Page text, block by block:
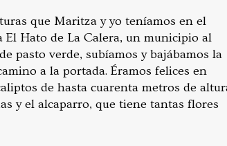
que Maritza y yo teníamos en el
El Hato de La Calera, un municipio al
pasto verde, subíamos y bajábamos la
a la portada. Éramos felices en
de hasta cuarenta metros de
y el alcaparro, que tiene tantas flores